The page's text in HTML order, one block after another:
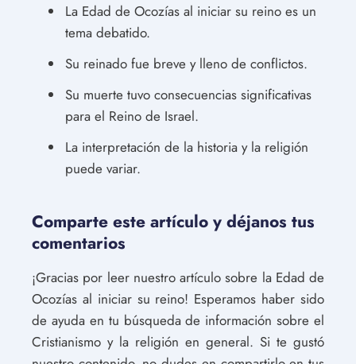
La Edad de Ocozías al iniciar su reino es un
tema debatido.
Su reinado fue breve y lleno de conflictos.
Su muerte tuvo consecuencias significativas
para el Reino de Israel.
La interpretación de la historia y la religión
puede variar.
Comparte este artículo y déjanos tus
comentarios
¡Gracias por leer nuestro artículo sobre la Edad de
Ocozías al iniciar su reino! Esperamos haber sido
de ayuda en tu búsqueda de información sobre el
Cristianismo y la religión en general. Si te gustó